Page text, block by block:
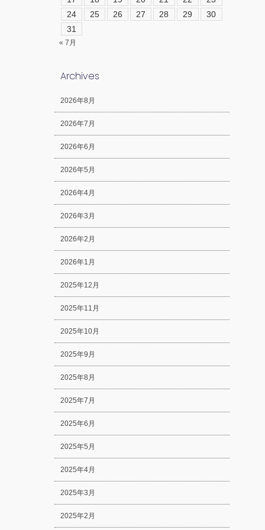
24
25 26 27 28 29
30
31
« 7月
Archives
2026年8月
2026年7月
2026年6月
2026年5月
2026年4月
2026年3月
2026年2月
2026年1月
2025年12月
2025年11月
2025年10月
2025年9月
2025年8月
2025年7月
2025年6月
2025年5月
2025年4月
2025年3月
2025年2月